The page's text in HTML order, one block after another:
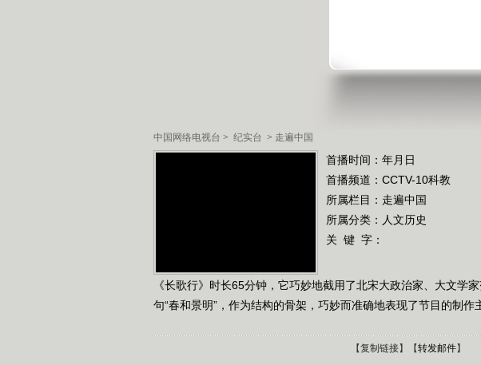
中国网络电视台 > 纪实台 > 走遍中国
首播时间：年月日
首播频道： CCTV-10科教
所属栏目： 走遍中国
所属分类：人文历史
关 键 字：
《长歌行》时长65分钟，它巧妙地截用了北宋大政治家、大文学
句“春和景明”，作为结构的骨架，巧妙而准确地表现了节目的制作
【复制链接】【转发邮件】